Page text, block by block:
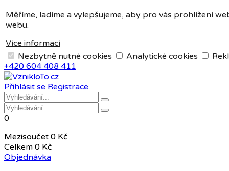
Měříme, ladíme a vylepšujeme, aby pro vás prohlížení
webu.
Více informací
Nezbytně nutné cookies
Analytické cookies
Měna:
CZK
CZK
EUR
+420 604 408 411
Přihlásit se Registrace
0
Mezisoučet 0 Kč
Celkem 0 Kč
Objednávka